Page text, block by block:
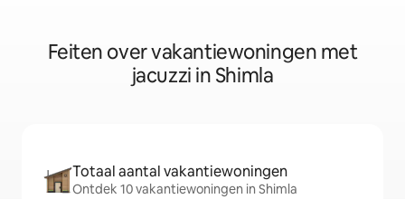
Feiten over vakantiewoningen met
jacuzzi in Shimla
Totaal aantal vakantiewoningen
Ontdek 10 vakantiewoningen in Shimla